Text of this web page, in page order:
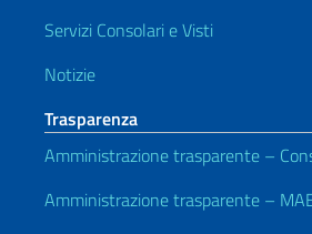
Servizi Consolari e Visti
Notizie
Trasparenza
Amministrazione trasparente –
Amministrazione trasparente –